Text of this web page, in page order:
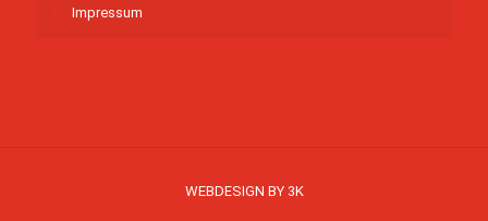
Impressum
WEBDESIGN BY 3K